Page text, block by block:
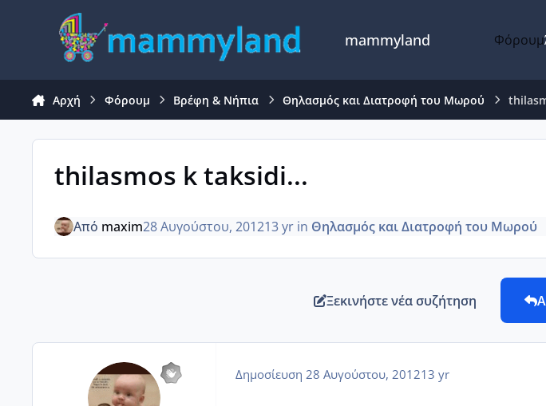
Μετάβαση σε περιεχόμενο
mammyland Φόρουμ
Αρχή Φόρουμ Βρέφη & Νήπια Θηλασμός και Διατροφή του Μωρού
thilasmos k taksidi...
Από maxim28 Αυγούστου, 201213 yr in Θηλασμός και Διατροφή του Μωρού
Ξεκινήστε νέα συζήτηση
Δημοσίευση 28 Αυγούστου, 201213 yr